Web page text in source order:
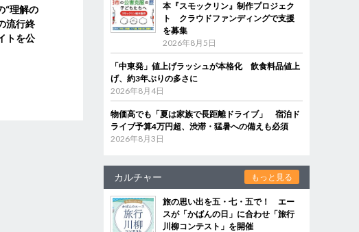
“理解の
流行終
トを公
本『スモックリン』制作プロジェク
ト クラウドファンディングで支援
を募集
2026年8月5日
「中東発」値上げラッシュが本格化 飲食料品値上
げ、約3年ぶりの多さに
2026年8月4日
物価高でも「夏は家族で長距離ドライブ」 宿泊ド
ライブ予算4万円超、渋滞・猛暑への備えも必須
2026年8月3日
カルチャー もっと見る
旅の思い出を五・七・五で！ エー
スが「かばんの日」に合わせ「旅行
川柳コンテスト」を開催